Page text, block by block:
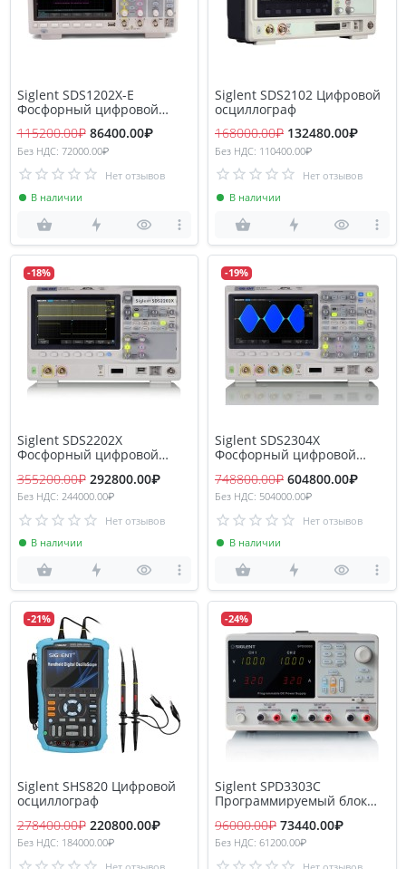
Siglent SDS1202X-E
Фосфорный цифровой
115200.00₽ 86400.00₽
Без НДС: 72000.00₽
Нет отзывов
В наличии
Siglent SDS2102 Цифровой
осциллограф
168000.00₽ 132480.00₽
Без НДС: 110400.00₽
Нет отзывов
В наличии
-18%
Siglent SDS2202X
Фосфорный цифровой
355200.00₽ 292800.00₽
Без НДС: 244000.00₽
Нет отзывов
В наличии
-19%
Siglent SDS2304X
Фосфорный цифровой
748800.00₽ 604800.00₽
Без НДС: 504000.00₽
Нет отзывов
В наличии
-21%
Siglent SHS820 Цифровой
осциллограф
278400.00₽ 220800.00₽
Без НДС: 184000.00₽
-24%
Siglent SPD3303C
Программируемый блок
96000.00₽ 73440.00₽
Без НДС: 61200.00₽